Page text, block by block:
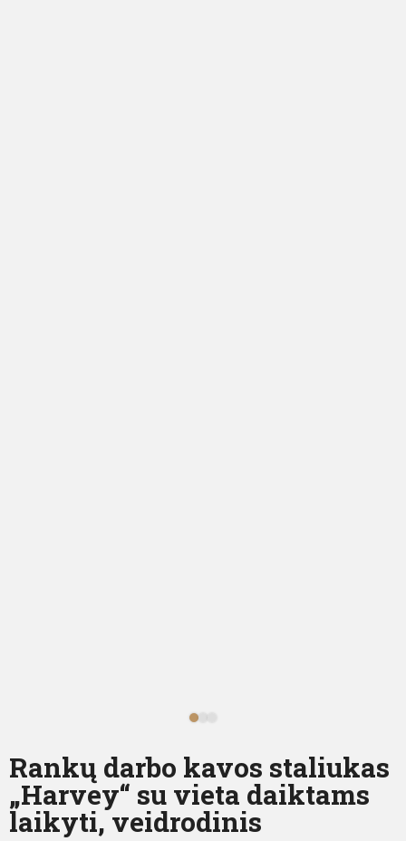
Rankų darbo kavos staliukas
„Harvey“ su vieta daiktams
laikyti, veidrodinis